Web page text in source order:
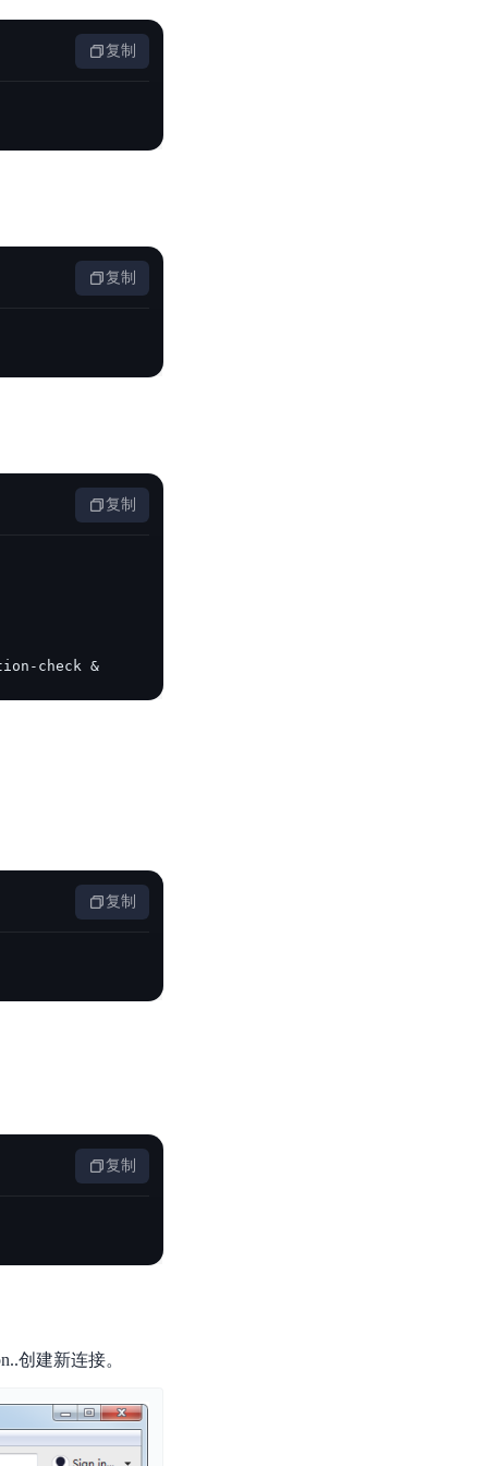
复制
复制
复制
check &
复制
复制
创建新连接。